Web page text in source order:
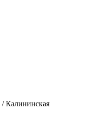
/ Калининская